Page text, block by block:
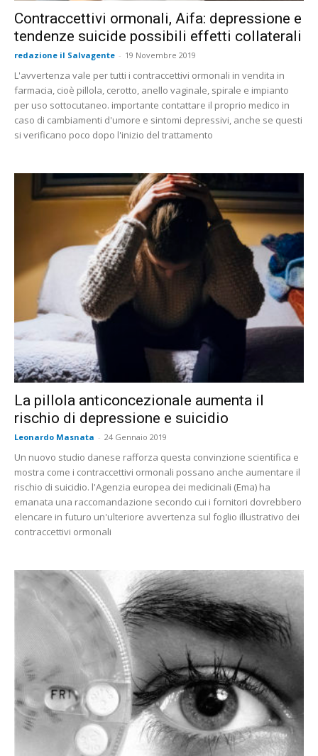
Contraccettivi ormonali, Aifa: depressione e
tendenze suicide possibili effetti collaterali
redazione il Salvagente - 19 Novembre 2019
L'avvertenza vale per tutti i contraccettivi ormonali in vendita in
farmacia, cioè pillola, cerotto, anello vaginale, spirale e impianto
per uso sottocutaneo. importante contattare il proprio medico in
caso di cambiamenti d'umore e sintomi depressivi, anche se questi
si verificano poco dopo l'inizio del trattamento
La pillola anticoncezionale aumenta il
rischio di depressione e suicidio
Leonardo Masnata - 24 Gennaio 2019
Un nuovo studio danese rafforza questa convinzione scientifica e
mostra come i contraccettivi ormonali possano anche aumentare il
rischio di suicidio. l'Agenzia europea dei medicinali (Ema) ha
emanata una raccomandazione secondo cui i fornitori dovrebbero
elencare in futuro un'ulteriore avvertenza sul foglio illustrativo dei
contraccettivi ormonali